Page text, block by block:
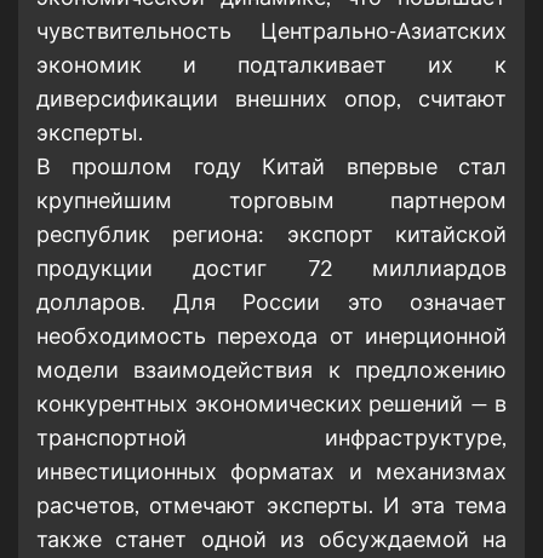
чувствительность Центрально-Азиатских
экономик и подталкивает их к
диверсификации внешних опор, считают
эксперты.
В прошлом году Китай впервые стал
крупнейшим торговым партнером
республик региона: экспорт китайской
продукции достиг 72 миллиардов
долларов. Для России это означает
необходимость перехода от инерционной
модели взаимодействия к предложению
конкурентных экономических решений — в
транспортной инфраструктуре,
инвестиционных форматах и механизмах
расчетов, отмечают эксперты. И эта тема
также станет одной из обсуждаемой на